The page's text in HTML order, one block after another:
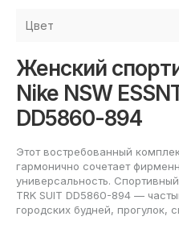
Цвет
Женский
Nike NSW
DD5860-894
Этот востребованный
гармонично сочетает
универсальность.
TRK SUIT DD5860-894 —
городских будней, прогулок,